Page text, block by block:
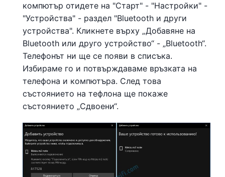
компютър отидете на "Старт" - "Настройки" -
"Устройства" - раздел "Bluetooth и други
устройства". Кликнете върху „Добавяне на
Bluetooth или друго устройство“ - „Bluetooth“.
Телефонът ни ще се появи в списъка.
Избираме го и потвърждаваме връзката на
телефона и компютъра. След това
състоянието на тефлона ще покаже
състоянието „Сдвоени“.